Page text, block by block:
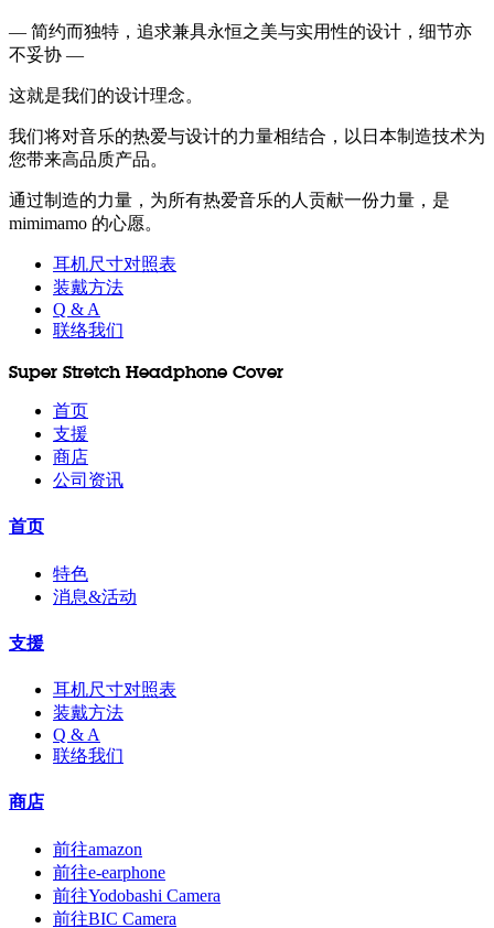
— 简约而独特，追求兼具永恒之美与实用性的设计，细节亦
不妥协 —
这就是我们的设计理念。
我们将对音乐的热爱与设计的力量相结合，以日本制造技术为
您带来高品质产品。
通过制造的力量，为所有热爱音乐的人贡献一份力量，是
mimimamo 的心愿。
耳机尺寸对照表
装戴方法
Q & A
联络我们
Super Stretch Headphone Cover
首页
支援
商店
公司资讯
首页
特色
消息&活动
支援
耳机尺寸对照表
装戴方法
Q & A
联络我们
商店
前往amazon
前往e-earphone
前往Yodobashi Camera
前往BIC Camera